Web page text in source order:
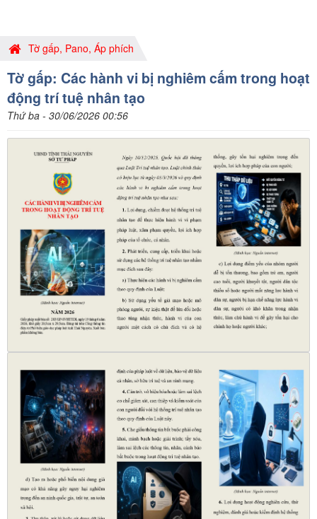
Tờ gấp, Pano, Áp phích
Tờ gấp: Các hành vi bị nghiêm cấm trong hoạt
động trí tuệ nhân tạo
Thứ ba - 30/06/2026 00:56